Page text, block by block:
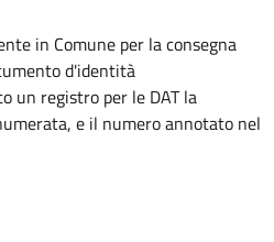
in Comune per la consegna
d'identità
un registro per le DAT la
e il numero annotato nel